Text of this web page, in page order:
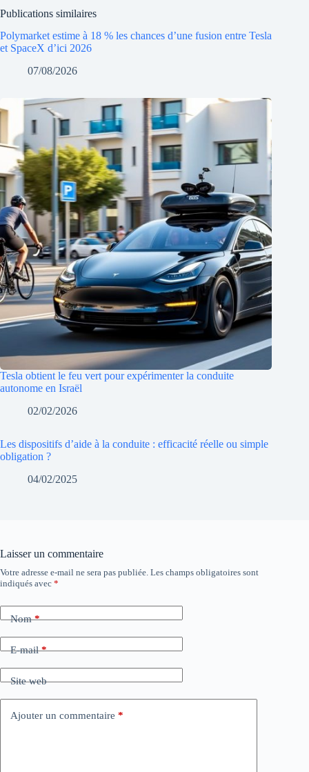
Publications similaires
Polymarket estime à 18 % les chances d’une fusion entre Tesla
et SpaceX d’ici 2026
07/08/2026
Tesla obtient le feu vert pour expérimenter la conduite
autonome en Israël
02/02/2026
Les dispositifs d’aide à la conduite : efficacité réelle ou simple
obligation ?
04/02/2025
Laisser un commentaire
Votre adresse e-mail ne sera pas publiée. Les champs obligatoires sont
indiqués avec *
Nom*
E-mail*
Site web
Ajouter un commentaire *